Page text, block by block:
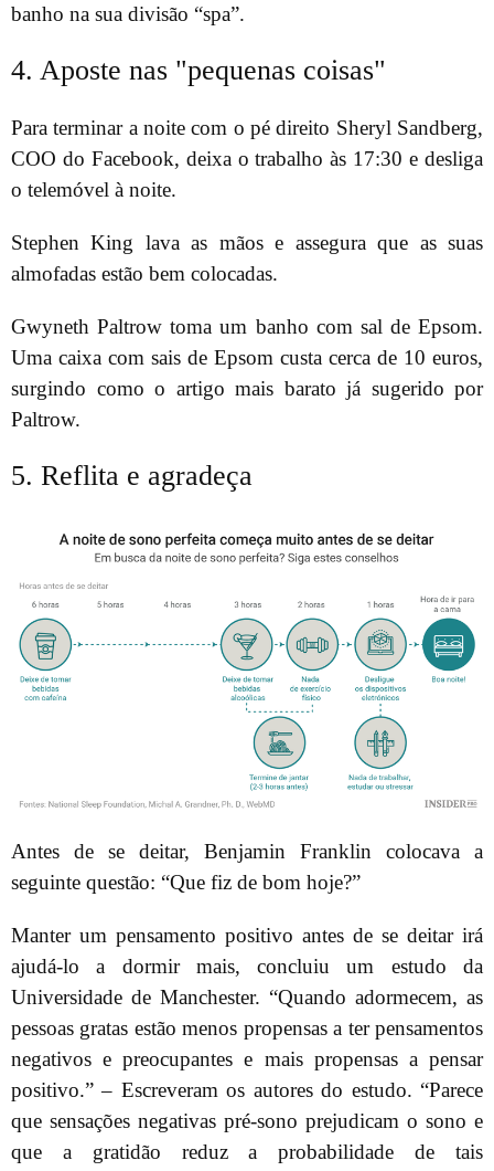
banho na sua divisão “spa”.
4. Aposte nas "pequenas coisas"
Para terminar a noite com o pé direito Sheryl Sandberg,
COO do Facebook, deixa o trabalho às 17:30 e desliga
o telemóvel à noite.
Stephen King lava as mãos e assegura que as suas
almofadas estão bem colocadas.
Gwyneth Paltrow toma um banho com sal de Epsom.
Uma caixa com sais de Epsom custa cerca de 10 euros,
surgindo como o artigo mais barato já sugerido por
Paltrow.
5. Reflita e agradeça
Antes de se deitar, Benjamin Franklin colocava a
seguinte questão: “Que fiz de bom hoje?”
Manter um pensamento positivo antes de se deitar irá
ajudá-lo a dormir mais, concluiu um estudo da
Universidade de Manchester. “Quando adormecem, as
pessoas gratas estão menos propensas a ter pensamentos
negativos e preocupantes e mais propensas a pensar
positivo.” – Escreveram os autores do estudo. “Parece
que sensações negativas pré-sono prejudicam o sono e
que a gratidão reduz a probabilidade de tais